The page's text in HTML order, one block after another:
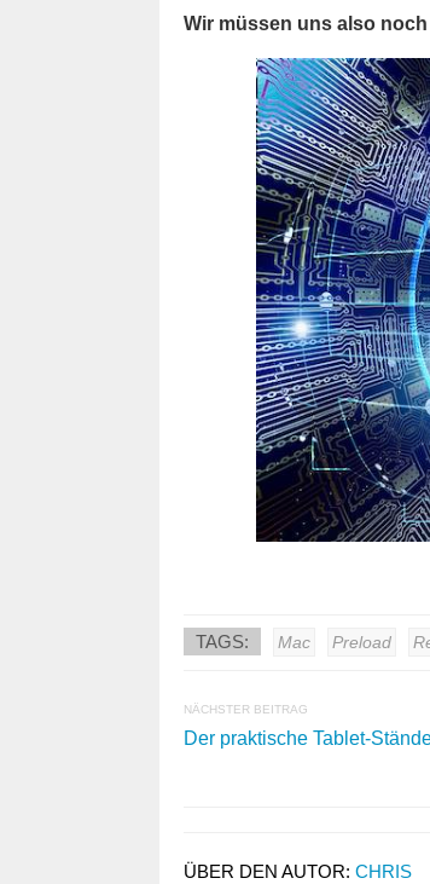
Wir müssen uns also
TAGS: Mac Preload
NÄCHSTER BEITRAG
Der praktische Tablet-
ÜBER DEN AUTOR: CHRIS